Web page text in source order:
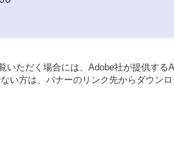
いただく場合には、Adobe社が提供する
い方は、バナーのリンク先からダウンロ